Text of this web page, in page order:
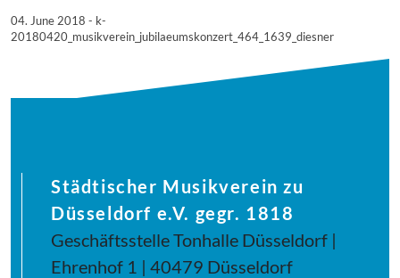
04. June 2018 - k-
20180420_musikverein_jubilaeumskonzert_464_1639_diesner
Städtischer Musikverein zu
Düsseldorf e.V. gegr. 1818
Geschäftsstelle Tonhalle Düsseldorf |
Ehrenhof 1 | 40479 Düsseldorf